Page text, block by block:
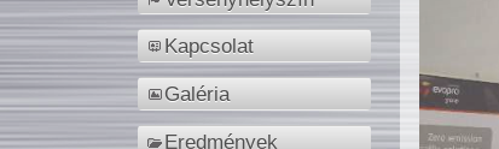
Kapcsolat
Galéria
Eredmények